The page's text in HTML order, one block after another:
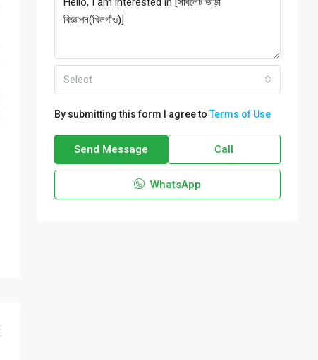
Select
By submitting this form I agree toTerms of Use
Send Message Call
WhatsApp